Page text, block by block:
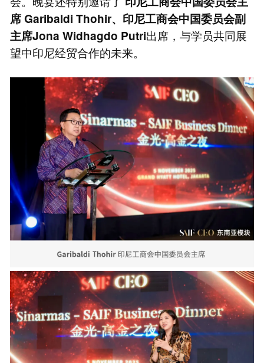
席 Garibaldi Thohir、印尼工商会中国委员会副
主席Jona Widhagdo Putri出席，与学员共同展
望中印尼经贸合作的未来。